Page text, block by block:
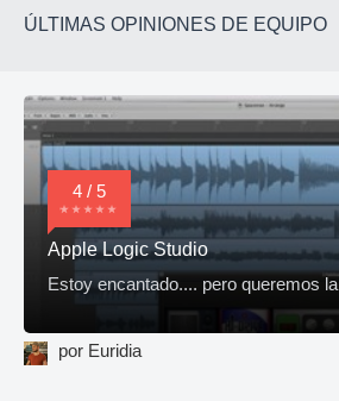
ÚLTIMAS OPINIONES DE EQUIPO
4 / 5
Apple Logic Studio
Estoy encantado.... pero queremos
por Euridia